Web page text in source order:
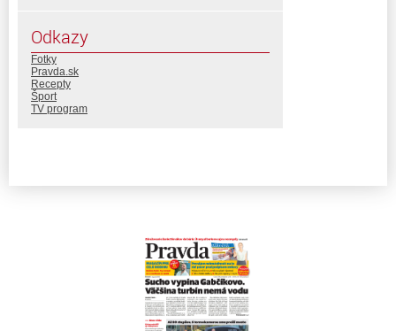
Odkazy
Fotky
Pravda.sk
Recepty
Šport
TV program